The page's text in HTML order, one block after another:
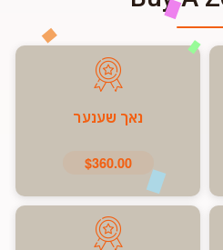
נאך שענער
$360.00